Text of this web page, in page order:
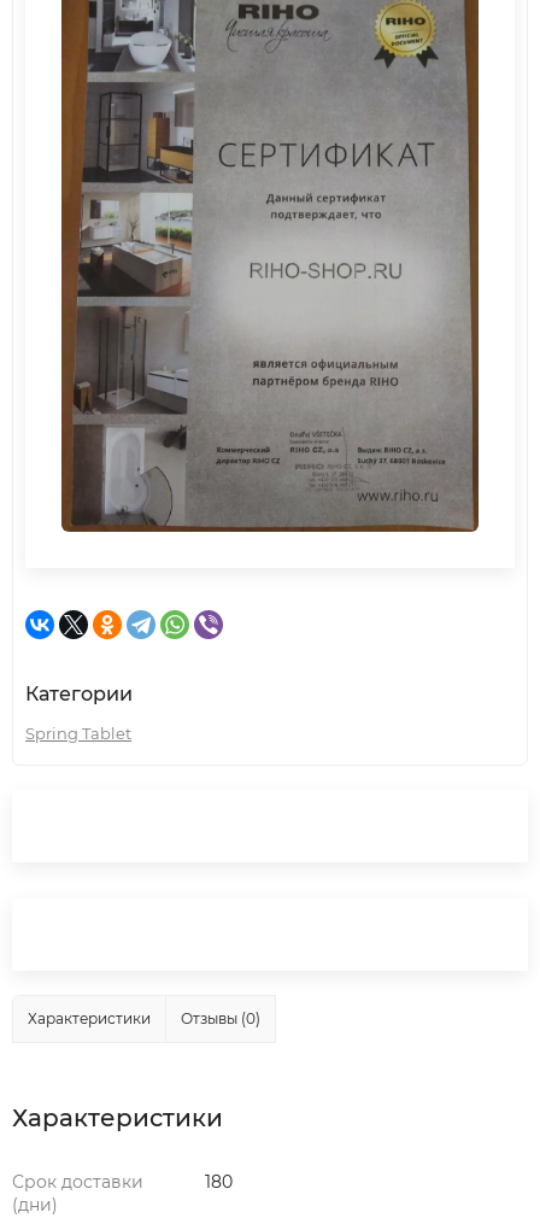
Категории
Spring Tablet
Характеристики Отзывы (0)
Характеристики
Срок доставки
(дни)
180